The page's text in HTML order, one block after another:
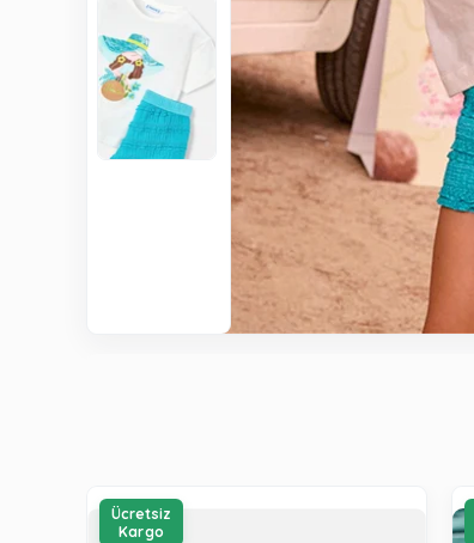
Ücretsiz
Kargo